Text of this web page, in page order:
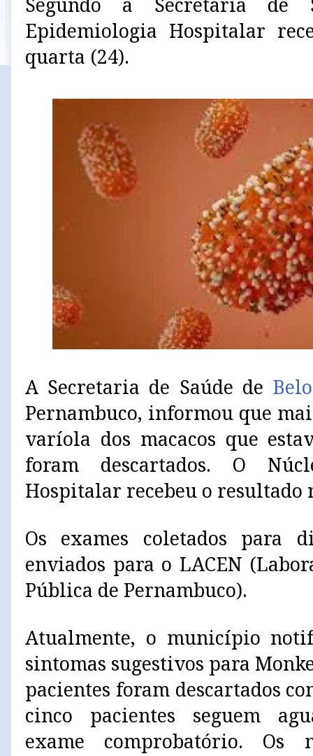
Segundo a Secretaria de
Epidemiologia Hospitalar
quarta (24).
A Secretaria de Saúde de
Pernambuco, informou que
varíola dos macacos que
foram descartados. O
Hospitalar recebeu o resultado
Os exames coletados para
enviados para o LACEN
Pública de Pernambuco).
Atualmente, o município
sintomas sugestivos para
pacientes foram descartados
cinco pacientes seguem
exame comprobatório. Os